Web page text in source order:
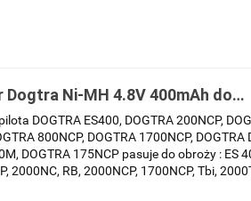
Ni-MH 4.8V 400mAh do
DOGTRA ES400, DOGTRA 200NCP,
800NCP, DOGTRA 1700NCP, DOGTRA
DOGTRA 175NCP pasuje do obroży : ES
2000NC, RB, 2000NCP, 1700NCP, Tbi,